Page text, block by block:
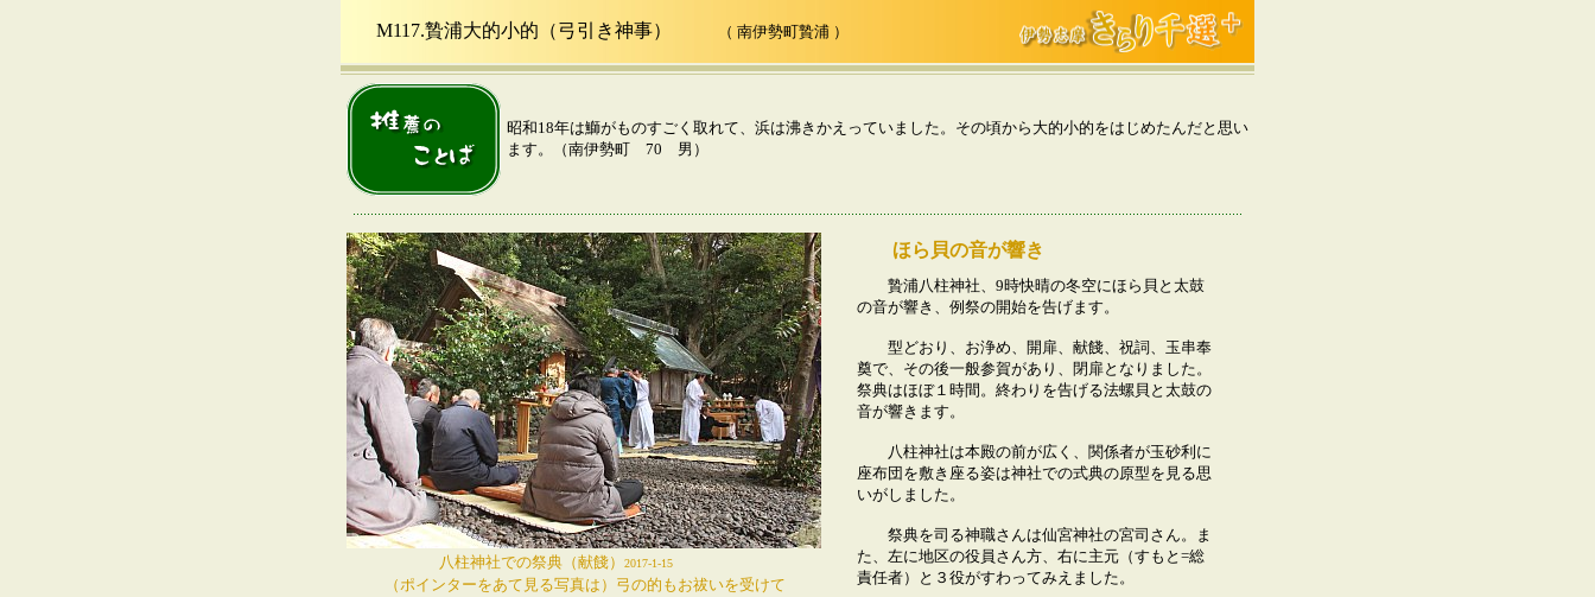
M117.贄浦大的小的（弓引き神事） （ 南伊勢町贄浦 ）
昭和18年は鰤がものすごく取れて、浜は沸きかえっていました。その頃から大的小的をはじめたんだと思い
ます。（南伊勢町 70 男）
八柱神社での祭典 （献餞） 2017-1-15
（ポインターをあて見る写真は）弓の的もお祓いを受けて
ほら貝の音が響き
贄浦八柱神社、9時快晴の冬空にほら貝と太鼓
の音が響き、例祭の開始を告げます。
型どおり、お浄め、開扉、献餞、祝詞、玉串奉
奠で、その後一般参賀があり、閉扉となりました。
祭典はほぼ１時間。終わりを告げる法螺貝と太鼓の
音が響きます。
八柱神社は本殿の前が広く、関係者が玉砂利に
座布団を敷き座る姿は神社での式典の原型を見る思
いがしました。
祭典を司る神職さんは仙宮神社の宮司さん。ま
た、左に地区の役員さん方、右に主元（すもと=総
責任者）と３役がすわってみえました。